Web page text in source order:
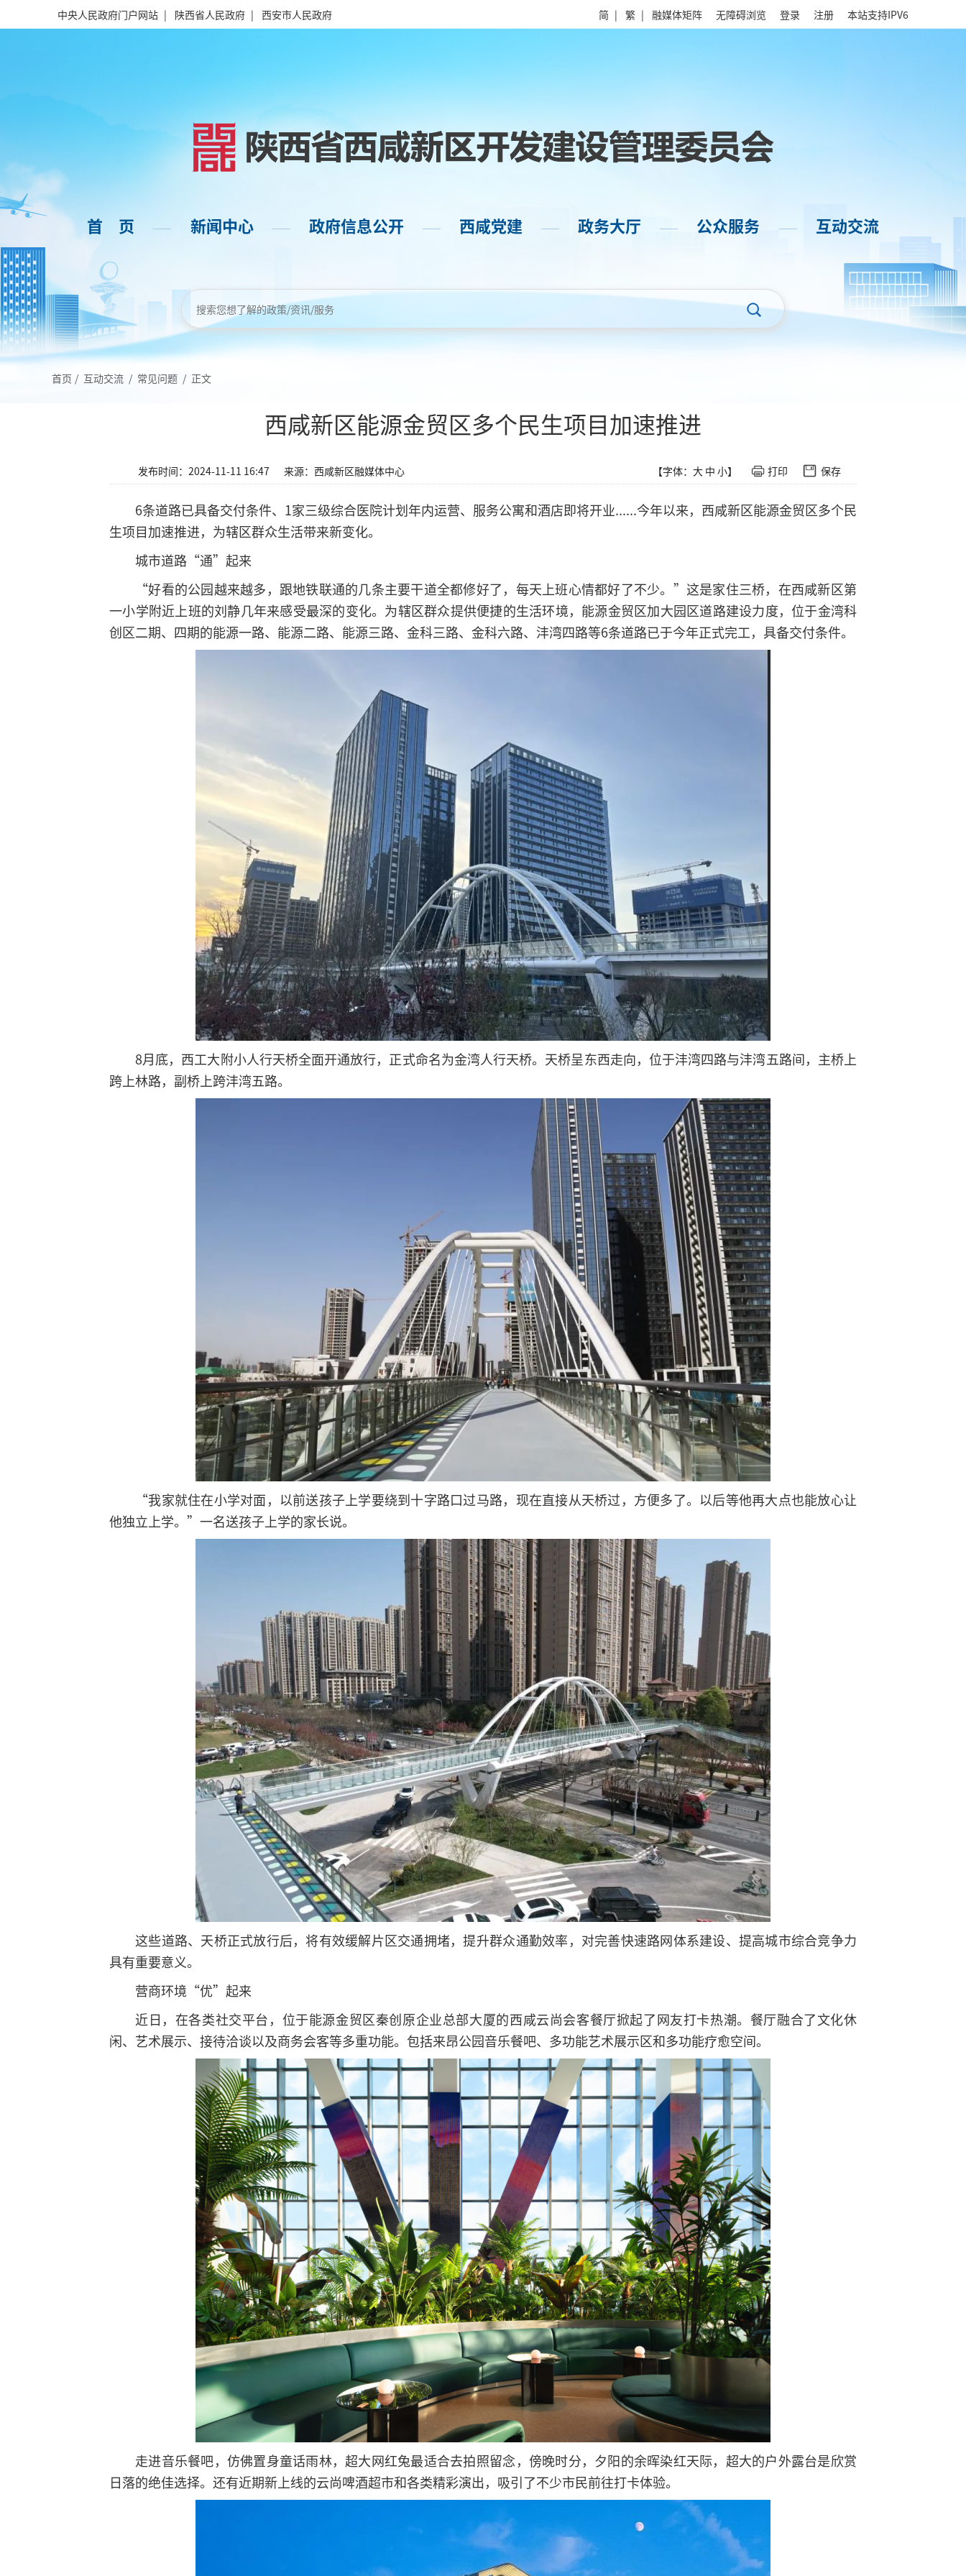
中央人民政府门户网站 | 陕西省人民政府 | 西安市人民政府 简 | 繁 | 融媒体矩阵 无障碍浏览 登录 注册 本站支持IPV6
首 页 —— 新闻中心 —— 政府信息公开 —— 西咸党建 —— 政务大厅 —— 公众服务 —— 互动交流
首页 / 互动交流 / 常见问题 / 正文
西咸新区能源金贸区多个民生项目加速推进
发布时间：2024-11-11 16:47 来源：西咸新区融媒体中心 【字体： 大 中 小】 打印 保存
6条道路已具备交付条件、1家三级综合医院计划年内运营、服务公寓和酒店即将开业......今年以来，西咸新区能源金贸区多个民
生项目加速推进，为辖区群众生活带来新变化。
城市道路“通”起来
“好看的公园越来越多，跟地铁联通的几条主要干道全都修好了，每天上班心情都好了不少。”这是家住三桥，在西咸新区第
一小学附近上班的刘静几年来感受最深的变化。为辖区群众提供便捷的生活环境，能源金贸区加大园区道路建设力度，位于金湾科
创区二期、四期的能源一路、能源二路、能源三路、金科三路、金科六路、沣湾四路等6条道路已于今年正式完工，具备交付条件。
8月底，西工大附小人行天桥全面开通放行，正式命名为金湾人行天桥。天桥呈东西走向，位于沣湾四路与沣湾五路间，主桥上
跨上林路，副桥上跨沣湾五路。
“我家就住在小学对面，以前送孩子上学要绕到十字路口过马路，现在直接从天桥过，方便多了。以后等他再大点也能放心让
他独立上学。”一名送孩子上学的家长说。
这些道路、天桥正式放行后，将有效缓解片区交通拥堵，提升群众通勤效率，对完善快速路网体系建设、提高城市综合竞争力
具有重要意义。
营商环境“优”起来
近日，在各类社交平台，位于能源金贸区秦创原企业总部大厦的西咸云尚会客餐厅掀起了网友打卡热潮。餐厅融合了文化休
闲、艺术展示、接待洽谈以及商务会客等多重功能。包括来昂公园音乐餐吧、多功能艺术展示区和多功能疗愈空间。
走进音乐餐吧，仿佛置身童话雨林，超大网红兔最适合去拍照留念，傍晚时分，夕阳的余晖染红天际，超大的户外露台是欣赏
日落的绝佳选择。还有近期新上线的云尚啤酒超市和各类精彩演出，吸引了不少市民前往打卡体验。